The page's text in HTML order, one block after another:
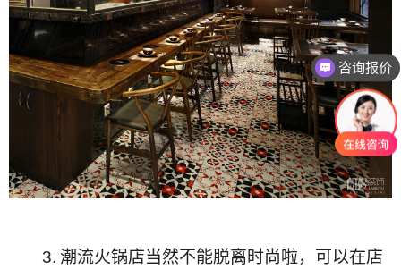
3. 潮流火锅店当然不能脱离时尚啦，可以在店
咨询报价